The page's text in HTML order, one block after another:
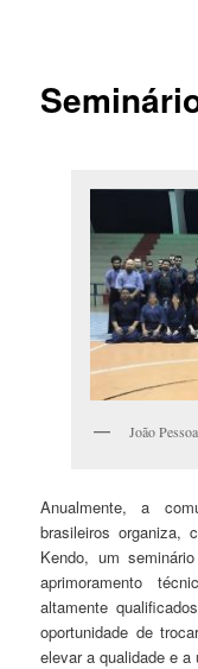
João
Anualmente, a
brasileiros organiza,
Kendo, um
aprimoramento
altamente
oportunidade de
elevar a qualidade e a